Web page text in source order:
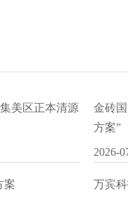
美区正本清源
金砖
方案”
2026-
案 万宾